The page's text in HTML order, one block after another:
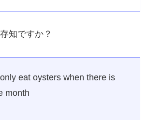
知ですか？
eat oysters when there is
month